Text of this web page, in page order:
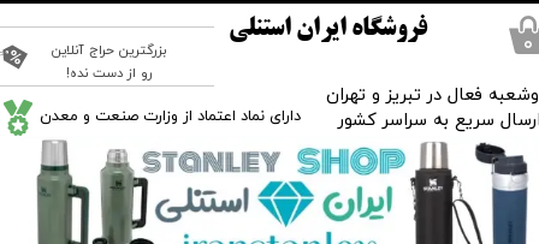
بزرگترین حراج آنلاین
رو از دست نده!
۰
​دارای نماد اعتماد از وزارت صنعت و معدن
فروشگاه ایران استنلی
فعال در تبریز و تهران
سریع به سراسر کشور